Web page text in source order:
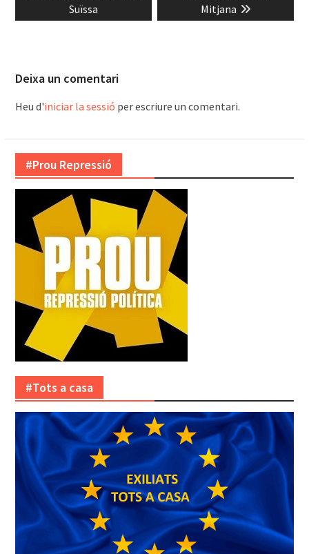
Suïssa
Mitjana
Deixa un comentari
Heu d'iniciar la sessió per escriure un comentari.
#Prou Repressió
#Tots a casa